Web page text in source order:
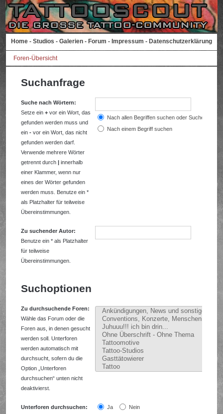
Home - Studios - Galerien - Forum - Impressum - Datenschutzerklärung
Foren-Übersicht
Suchanfrage
Suche nach Wörtern:
Setze ein+ vor ein Wort, das
gefunden werden muss und
ein- vor ein Wort, das nicht
gefunden werden darf.
Verwende mehrere Wörter
getrennt durch| innerhalb
einer Klammer, wenn nur
eines der Wörter gefunden
werden muss. Benutze ein *
als Platzhalter für teilweise
Übereinstimmungen.
Nach allen Begriffen suchen oder Suche wie
Nach einem Begriff suchen
Zu suchender Autor:
Benutze ein * als Platzhalter
für teilweise
Übereinstimmungen.
Suchoptionen
Zu durchsuchende Foren:
Wähle das Forum oder die
Foren aus, in denen gesucht
werden soll. Unterforen
werden automatisch mit
durchsucht, sofern du die
Option „Unterforen
durchsuchen“ unten nicht
deaktivierst.
Unterforen durchsuchen: Ja Nein